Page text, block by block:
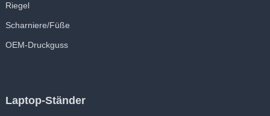
Riegel
Scharniere/Füße
OEM-Druckguss
Laptop-Ständer